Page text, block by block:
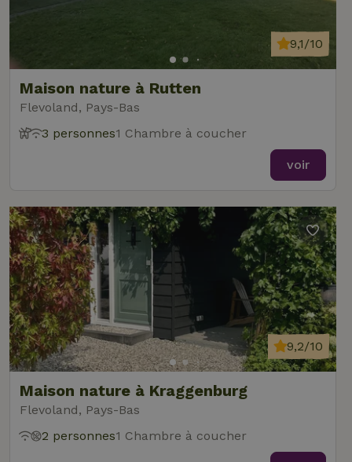
Maison nature à Rutten
Flevoland, Pays-Bas
9,1/10
3 personnes1 Chambre à coucher
voir
Maison nature à Kraggenburg
Flevoland, Pays-Bas
9,2/10
2 personnes1 Chambre à coucher